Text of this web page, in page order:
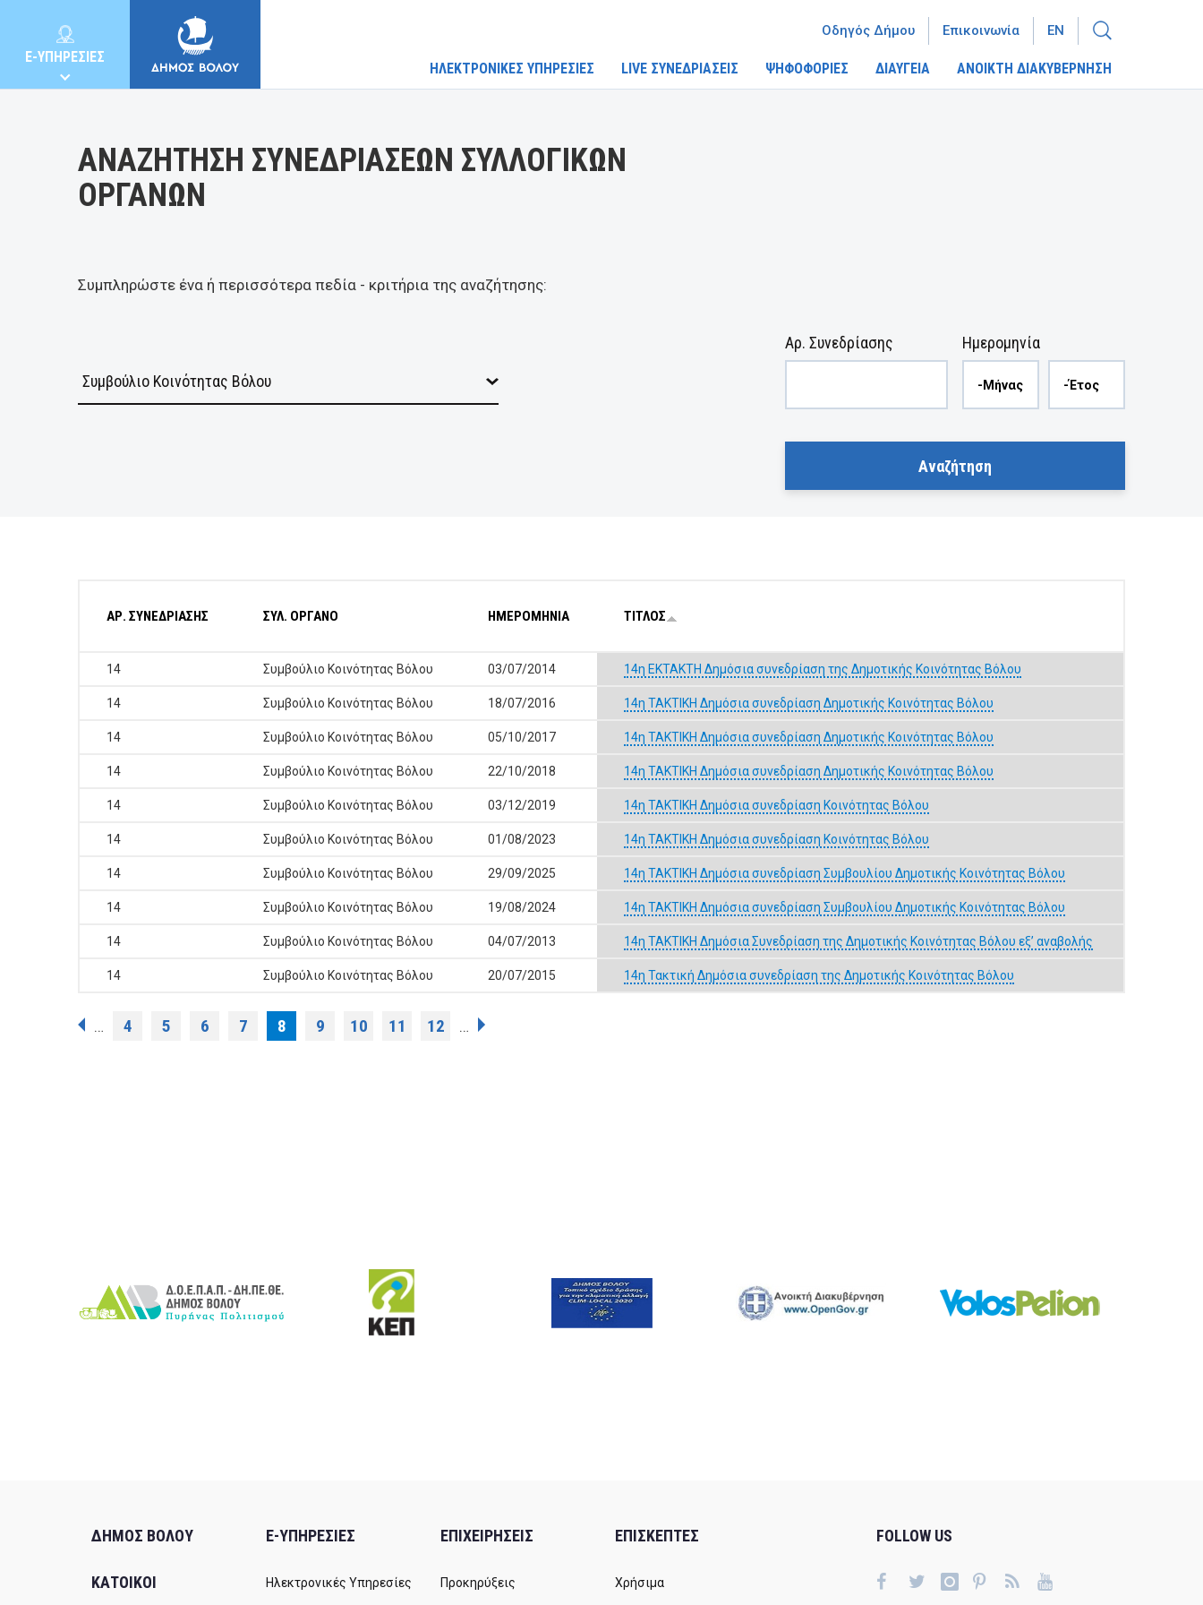
E-ΥΠΗΡΕΣΙΕΣ
ΕΠΙΧΕΙΡΗΣΕΙΣ
ΗΛΕΚΤΡΟΝΙΚΕΣ ΥΠΗΡΕΣΙΕΣ LIVE ΣΥΝΕΔΡΙΑΣΕΙΣ ΨΗΦΟΦΟΡΙΕΣ ΔΙΑΥΓΕΙΑ ΑΝΟΙΚΤΗ ΔΙΑΚΥΒΕΡΝΗΣΗ
Οδηγός Δήμου Επικοινωνία EN
ΑΝΑΖΗΤΗΣΗ ΣΥΝΕΔΡΙΑΣΕΩΝ ΣΥΛΛΟΓΙΚΩΝ
ΟΡΓΑΝΩΝ
Συμπληρώστε ένα ή περισσότερα πεδία - κριτήρια της αναζήτησης:
Ημερομηνία
Αρ. Συνεδρίασης
ΑΡ. ΣΥΝΕΔΡΙΑΣΗΣ ΣΥΛ. ΟΡΓΑΝΟ ΗΜΕΡΟΜΗΝΙΑ ΤΙΤΛΟΣ
14 Συμβούλιο Κοινότητας Βόλου 03/07/2014 14η ΕΚΤΑΚΤΗ Δημόσια συνεδρίαση της Δημοτικής Κοινότητας Βόλου
14 Συμβούλιο Κοινότητας Βόλου 18/07/2016 14η ΤΑΚΤΙΚΗ Δημόσια συνεδρίαση Δημοτικής Κοινότητας Βόλου
14 Συμβούλιο Κοινότητας Βόλου 05/10/2017 14η ΤΑΚΤΙΚΗ Δημόσια συνεδρίαση Δημοτικής Κοινότητας Βόλου
14 Συμβούλιο Κοινότητας Βόλου 22/10/2018 14η ΤΑΚΤΙΚΗ Δημόσια συνεδρίαση Δημοτικής Κοινότητας Βόλου
14 Συμβούλιο Κοινότητας Βόλου 03/12/2019 14η ΤΑΚΤΙΚΗ Δημόσια συνεδρίαση Κοινότητας Βόλου
14 Συμβούλιο Κοινότητας Βόλου 01/08/2023 14η ΤΑΚΤΙΚΗ Δημόσια συνεδρίαση Κοινότητας Βόλου
14 Συμβούλιο Κοινότητας Βόλου 29/09/2025 14η ΤΑΚΤΙΚΗ Δημόσια συνεδρίαση Συμβουλίου Δημοτικής Κοινότητας Βόλου
14 Συμβούλιο Κοινότητας Βόλου 19/08/2024 14η ΤΑΚΤΙΚΗ Δημόσια συνεδρίαση Συμβουλίου Δημοτικής Κοινότητας Βόλου
14 Συμβούλιο Κοινότητας Βόλου 04/07/2013 14η ΤΑΚΤΙΚΗ Δημόσια Συνεδρίαση της Δημοτικής Κοινότητας Βόλου εξ’ αναβολής
14 Συμβούλιο Κοινότητας Βόλου 20/07/2015 14η Τακτική Δημόσια συνεδρίαση της Δημοτικής Κοινότητας Βόλου
Σελίδες
… 4 5 6 7 8 9 10 11 12 …
ΔΗΜΟΣ ΒΟΛΟΥ
ΚΑΤΟΙΚΟΙ
E-ΥΠΗΡΕΣΙΕΣ
Ηλεκτρονικές Υπηρεσίες
ΕΠΙΧΕΙΡΗΣΕΙΣ
Προκηρύξεις
ΕΠΙΣΚΕΠΤΕΣ
Χρήσιμα
FOLLOW US